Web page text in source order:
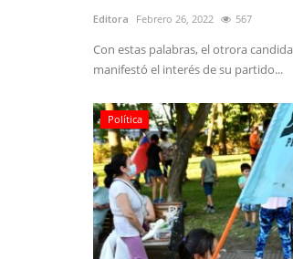
Editora Febrero 26, 2022 567
Con estas palabras, el otrora
manifestó el interés de su partido...
Política
Encuesta
Editora Julio 7, 2026 245
La congresal por el
es defender los derechos...